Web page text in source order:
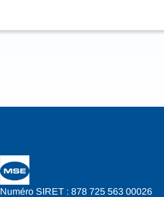
Numéro SIRET : 878 725 563 00026